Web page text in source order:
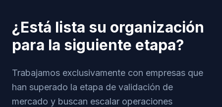
¿Está lista su organización
para la siguiente etapa?
Trabajamos exclusivamente con empresas que
han superado la etapa de validación de
mercado y buscan escalar operaciones